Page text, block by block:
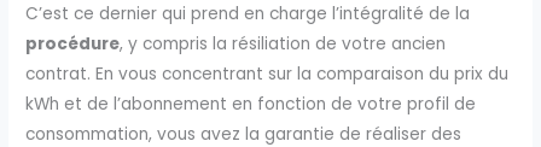
C’est ce dernier qui prend en charge l’intégralité de la
procédure, y compris la résiliation de votre ancien
contrat. En vous concentrant sur la comparaison du prix du
kWh et de l’abonnement en fonction de votre profil de
consommation, vous avez la garantie de réaliser des